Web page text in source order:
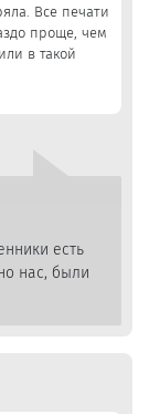
Все печати
проще, чем
в такой
есть
нас, были